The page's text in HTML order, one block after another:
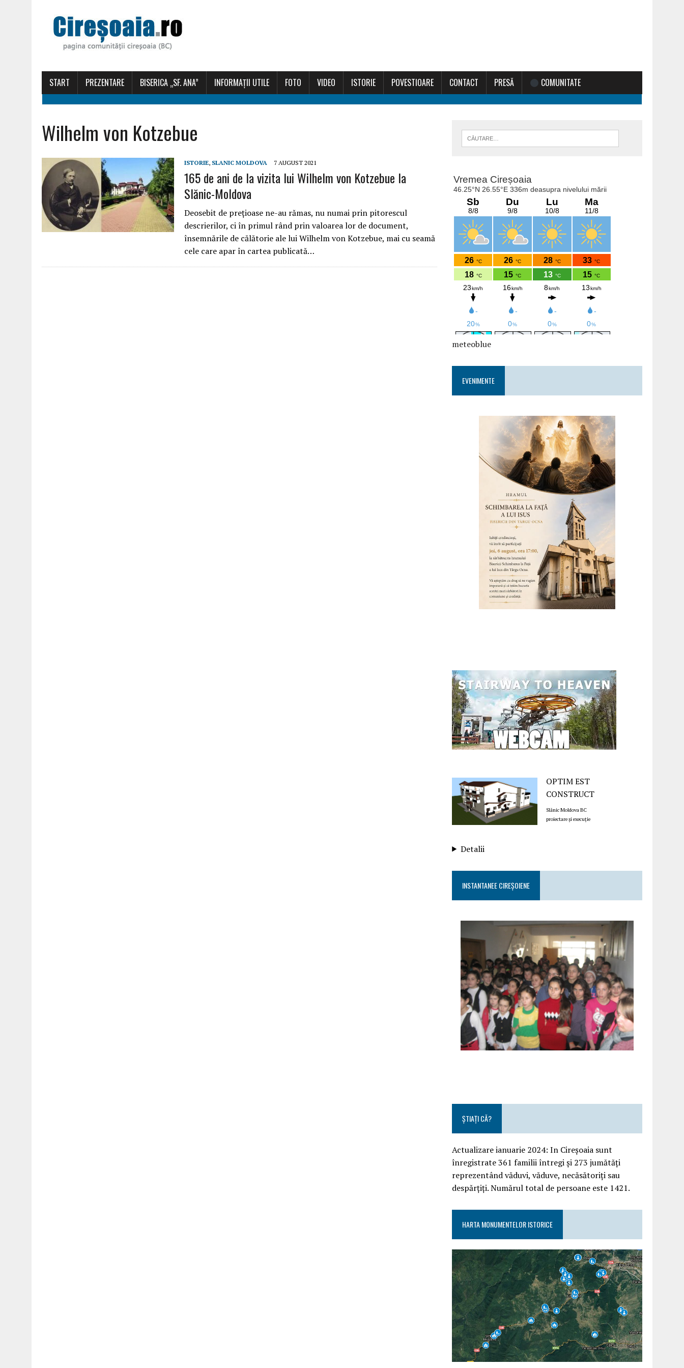
START PREZENTARE BISERICA „SF. ANA” INFORMAȚII UTILE FOTO VIDEO ISTORIE POVESTIOARE CONTACT PRESĂ COMUNITATE
Wilhelm von Kotzebue
ISTORIE, SLANIC MOLDOVA 7 AUGUST 2021
165 de ani de la vizita lui Wilhelm von Kotzebue la
Slănic-Moldova
Deosebit de prețioase ne-au rămas, nu numai prin pitorescul
descrierilor, ci în primul rând prin valoarea lor de document,
însemnările de călătorie ale lui Wilhelm von Kotzebue, mai cu seamă
cele care apar în cartea publicată…
meteoblue
EVENIMENTE
OPTIM EST
CONSTRUCT
Slănic Moldova BC
proiectare și execuție
Detalii
INSTANTANEE CIREȘOIENE
ȘTIAȚI CĂ?
Actualizare ianuarie 2024: In Cireșoaia sunt
înregistrate 361 familii întregi și 273 jumătăți
reprezentând văduvi, văduve, necăsătoriți sau
despărțiți. Numărul total de persoane este 1421.
HARTA MONUMENTELOR ISTORICE